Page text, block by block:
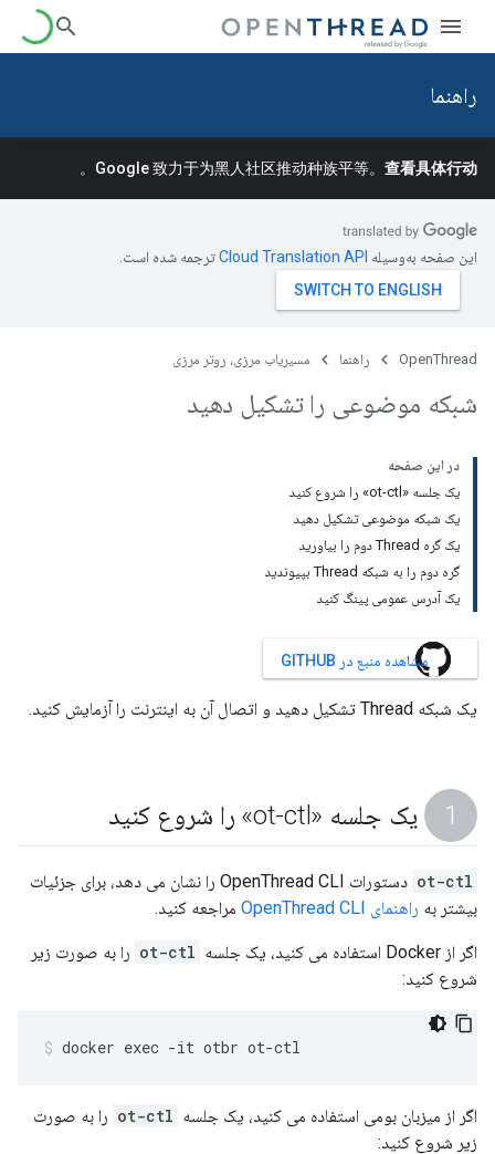
راهنما
Google 致力于为黑人社区推动种族平等。 查看具体行动
。
این صفحه به‌وسیله ترجمه شده است.
OpenThread راهنما مسیریاب مرزی، روتر مرزی
شبکه موضوعی را تشکیل دهید
در این صفحه
یک جلسه «ot-ctl» را شروع کنید
یک شبکه موضوعی تشکیل دهید
یک گره Thread دوم را بیاورید
گره دوم را به شبکه Thread بپیوندید
یک آدرس عمومی پینگ کنید
مشاهده منبع در GITHUB
یک شبکه Thread تشکیل دهید و اتصال آن به اینترنت را آزمایش کنید.
یک جلسه «ot-ctl» را شروع کنید
ot-ctl
دستورات OpenThread CLI را نشان می دهد، برای جزئیات
بیشتر به راهنمای OpenThread CLI مراجعه کنید.
اگر از Docker استفاده می کنید، یک جلسه ot-ctl را به صورت زیر
شروع کنید:
docker exec -it otbr ot-ctl
اگر از میزبان بومی استفاده می کنید، یک جلسه ot-ctl را به صورت
زیر شروع کنید: